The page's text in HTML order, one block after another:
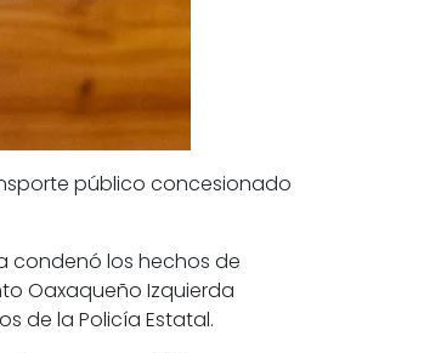
público concesionado
condenó los hechos de
Oaxaqueño Izquierda
de la Policía Estatal.